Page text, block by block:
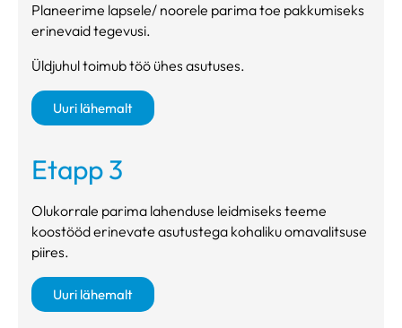
Planeerime lapsele/ noorele parima toe pakkumiseks
erinevaid tegevusi.
Üldjuhul toimub töö ühes asutuses.
Uuri lähemalt
Etapp 3
Olukorrale parima lahenduse leidmiseks teeme
koostööd erinevate asutustega kohaliku omavalitsuse
piires.
Uuri lähemalt